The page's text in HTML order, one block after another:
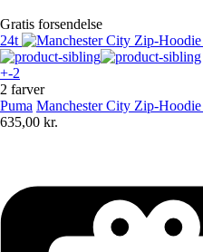
Gratis forsendelse
24t
+-2
2 farver
Puma Manchester City Zip-
635,00 kr.